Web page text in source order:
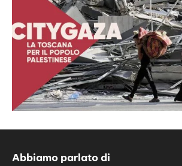
Abbiamo parlato di